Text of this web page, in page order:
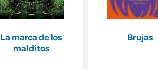
La marca de los
malditos
Brujas